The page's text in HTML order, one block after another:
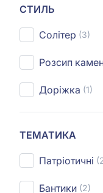
СТИЛЬ
Солітер (3)
Розсип
Доріжка (1)
ТЕМАТИКА
Патріотичні
Бантики (2)